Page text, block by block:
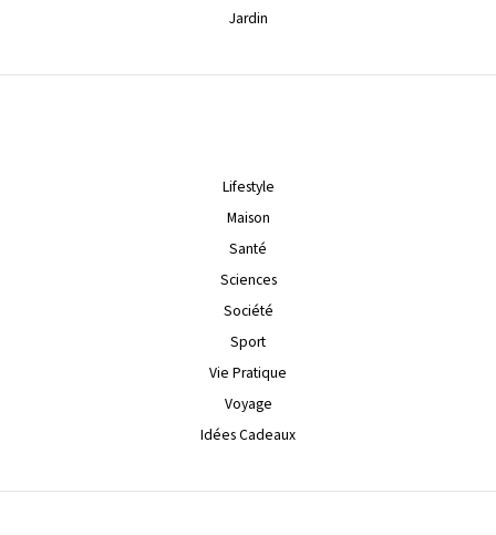
Jardin
Lifestyle
Maison
Santé
Sciences
Société
Sport
Vie Pratique
Voyage
Idées Cadeaux